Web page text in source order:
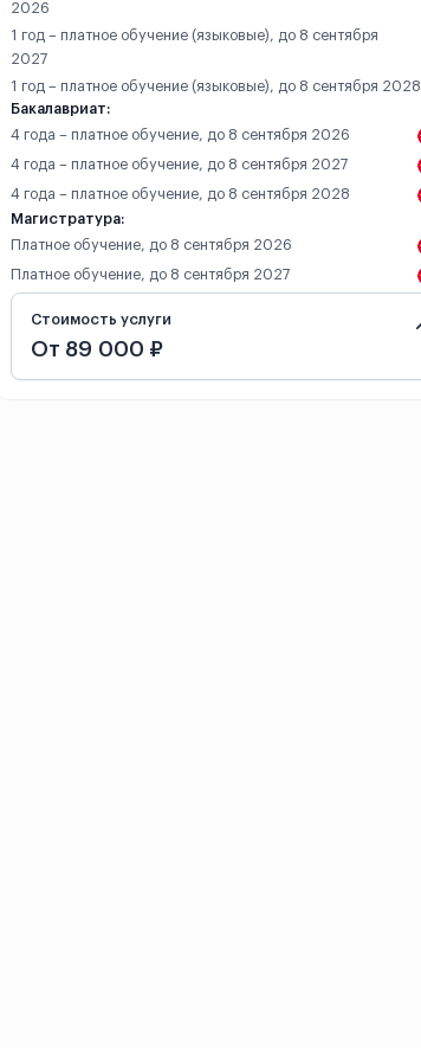
2026
1 год – платное обучение (языковые), до 8 сентября
2027
1 год – платное обучение (языковые), до 8 сентября 2028
Бакалавриат:
4 года – платное обучение, до 8 сентября 2026
4 года – платное обучение, до 8 сентября 2027
4 года – платное обучение, до 8 сентября 2028
Магистратура:
Платное обучение, до 8 сентября 2026
Платное обучение, до 8 сентября 2027
Стоимость услуги
От 89 000 ₽